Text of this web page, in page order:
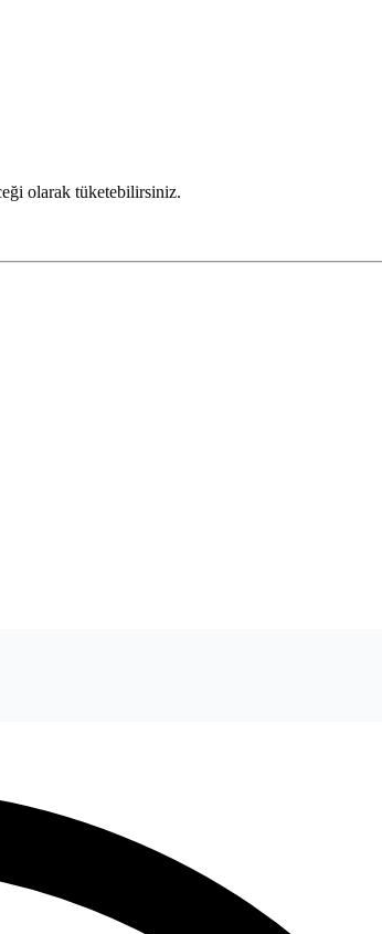
olarak tüketebilirsiniz.